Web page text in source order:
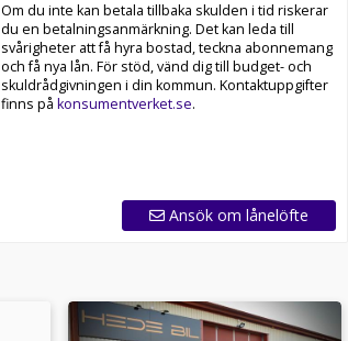
Om du inte kan betala tillbaka skulden i tid riskerar
du en betalningsanmärkning. Det kan leda till
svårigheter att få hyra bostad, teckna abonnemang
och få nya lån. För stöd, vänd dig till budget- och
skuldrådgivningen i din kommun. Kontaktuppgifter
finns på konsumentverket.se.
Ansök om lånelöfte